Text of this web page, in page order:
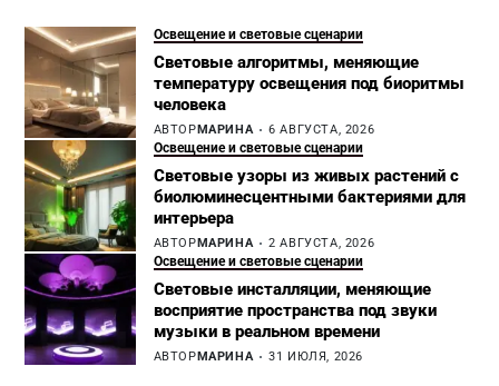
Освещение и световые сценарии
Световые алгоритмы, меняющие
температуру освещения под биоритмы
человека
АВТОР МАРИНА 6 АВГУСТА, 2026
Освещение и световые сценарии
Световые узоры из живых растений с
биолюминесцентными бактериями для
интерьера
АВТОР МАРИНА 2 АВГУСТА, 2026
Освещение и световые сценарии
Световые инсталляции, меняющие
восприятие пространства под звуки
музыки в реальном времени
АВТОР МАРИНА 31 ИЮЛЯ, 2026